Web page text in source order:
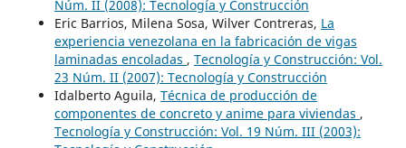
Núm. II (2008): Tecnología y Construcción
Eric Barrios, Milena Sosa, Wilver Contreras, La
experiencia venezolana en la fabricación de vigas
laminadas encoladas , Tecnología y Construcción: Vol.
23 Núm. II (2007): Tecnología y Construcción
Idalberto Aguila, Técnica de producción de
componentes de concreto y anime para viviendas ,
Tecnología y Construcción: Vol. 19 Núm. III (2003):